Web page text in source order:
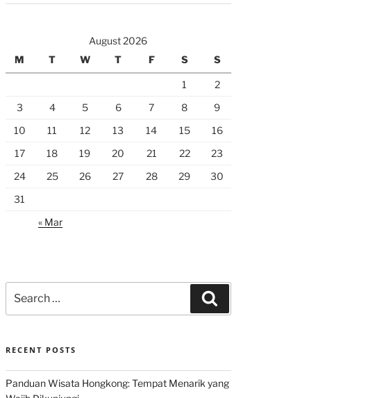
August 2026
M
T W T F S S
1
2
3
4 5 6 7 8
9
10
11 12 13 14 15
16
17
18 19 20 21 22
23
24
25 26 27 28 29
30
31
« Mar
for:
RECENT POSTS
Panduan Wisata Hongkong: Tempat Menarik yang